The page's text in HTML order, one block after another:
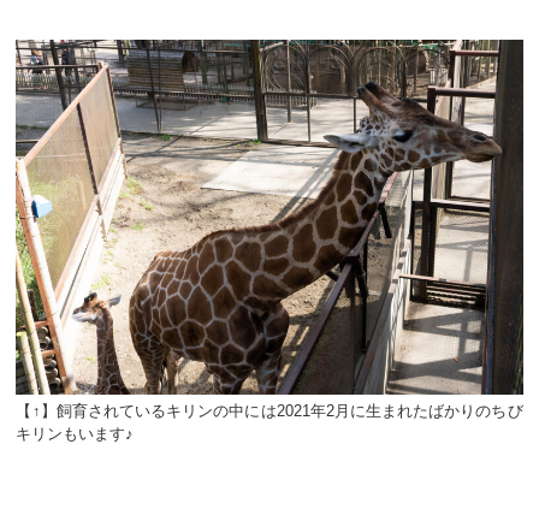
【↑】飼育されているキリンの中には2021年2月に生まれたばかりのちび
キリンもいます♪